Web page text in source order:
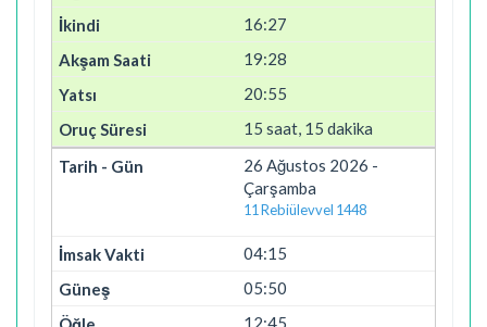
16:27
19:28
20:55
15 saat, 15 dakika
26 Ağustos 2026 -
Çarşamba
11 Rebiülevvel 1448
04:15
05:50
12:45